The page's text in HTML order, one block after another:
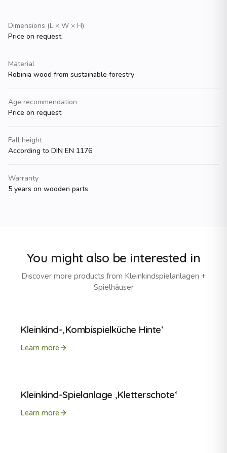
Dimensions (L × W × H)
Price on request
Material
Robinia wood from sustainable forestry
Age recommendation
Price on request
Fall height
According to DIN EN 1176
Warranty
5 years on wooden parts
You might also be interested in
Discover more products from Kleinkindspielanlagen +
Spielhäuser
Kleinkind-‚Kombispielküche Hinte‘
Learn more
Kleinkind-Spielanlage ‚Kletterschote‘
Learn more